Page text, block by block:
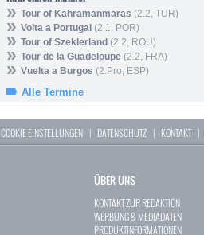
Tour of Kahramanmaras (2.2, TUR)
Volta a Portugal (2.1, POR)
Tour of Szeklerland (2.2, ROU)
Tour de la Guadeloupe (2.2, FRA)
Vuelta a Burgos (2.Pro, ESP)
Alle Termine
COOKIE EINSTELLUNGEN | DATENSCHUTZ | KONTAKT|
ÜBER UNS
KONTAKT ZUR REDAKTION
WERBUNG & MEDIADATEN
PRODUKTINFORMATIONEN